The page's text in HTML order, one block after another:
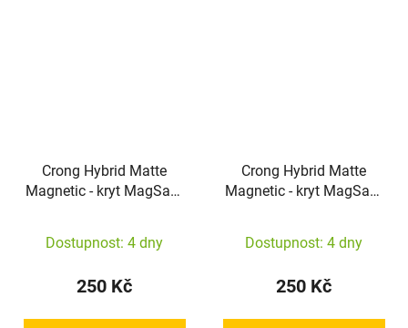
Crong Hybrid Matte
Magnetic - kryt MagSafe
Dostupnost: 4 dny
250 Kč
Crong Hybrid Matte
Magnetic - kryt MagSafe
Dostupnost: 4 dny
250 Kč